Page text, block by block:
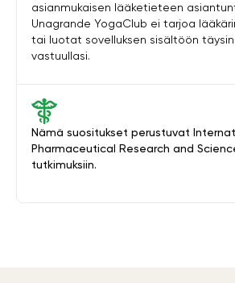
Nämä suositukset perustuvat
Pharmaceutical Research and
tutkimuksiin.
asianmukaisen lääketieteen
Unagrande YogaClub ei tarjoa
tai luotat sovelluksen sisältöön
vastuullasi.